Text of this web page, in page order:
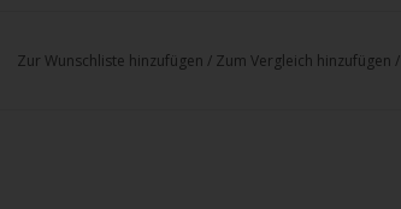
Zur Wunschliste hinzufügen / Zum Vergleich hinzufügen /